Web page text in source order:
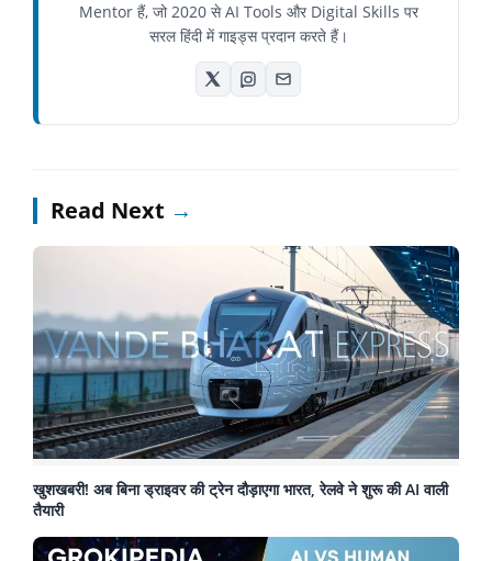
Mentor हैं, जो 2020 से AI Tools और Digital Skills पर
सरल हिंदी में गाइड्स प्रदान करते हैं।
Read Next →
खुशखबरी! अब बिना ड्राइवर की ट्रेन दौड़ाएगा भारत, रेलवे ने शुरू की AI वाली
तैयारी